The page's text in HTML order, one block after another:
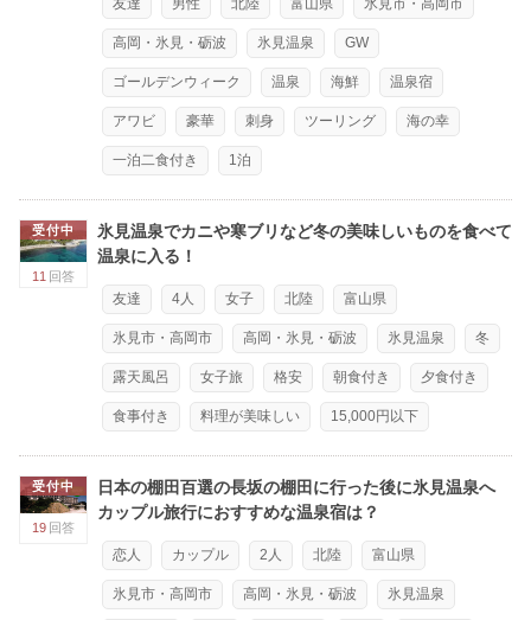
友達 男性 北陸 富山県 氷見市・高岡市
高岡・氷見・砺波 氷見温泉 GW
ゴールデンウィーク 温泉 海鮮 温泉宿
アワビ 豪華 刺身 ツーリング 海の幸
一泊二食付き 1泊
受付中
11 回答
氷見温泉でカニや寒ブリなど冬の美味しいものを食べて
温泉に入る！
友達 4人 女子 北陸 富山県
氷見市・高岡市 高岡・氷見・砺波 氷見温泉 冬
露天風呂 女子旅 格安 朝食付き 夕食付き
食事付き 料理が美味しい 15,000円以下
受付中
19 回答
日本の棚田百選の長坂の棚田に行った後に氷見温泉へ
カップル旅行におすすめな温泉宿は？
恋人 カップル 2人 北陸 富山県
氷見市・高岡市 高岡・氷見・砺波 氷見温泉